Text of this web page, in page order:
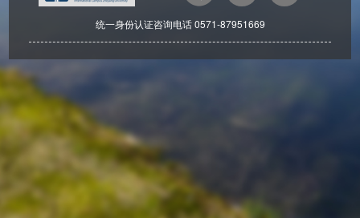
统一身份认证咨询电话 0571-87951669